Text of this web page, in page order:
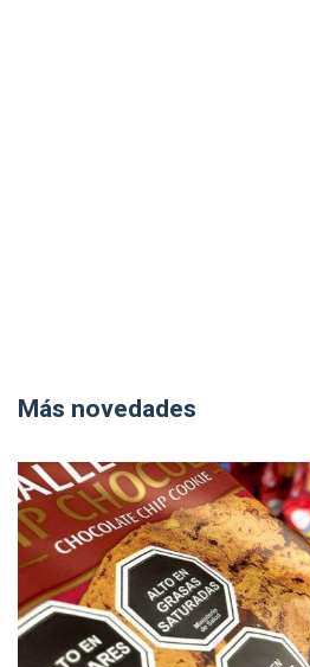
Más novedades